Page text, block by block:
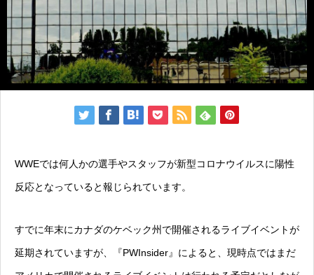
WWEでは何人かの選手やスタッフが新型コロナウイルスに陽性
反応となっていると報じられています。
すでに年末にカナダのケベック州で開催されるライブイベントが
延期されていますが、『PWInsider』によると、現時点ではまだ